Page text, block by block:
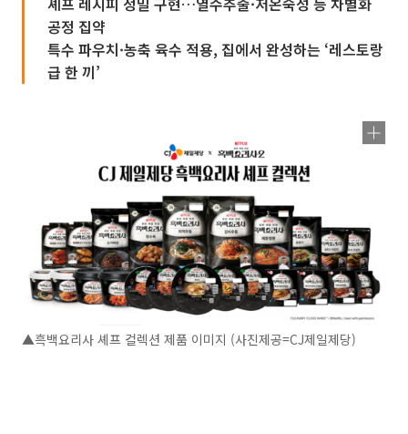
공정 집약
특수 파우치·농축 육수 적용, 집에서 완성하는 ‘레스토랑
급 한 끼’
▲흑백요리사 셰프 컬렉션 제품 이미지 (사진제공=CJ제일제당)